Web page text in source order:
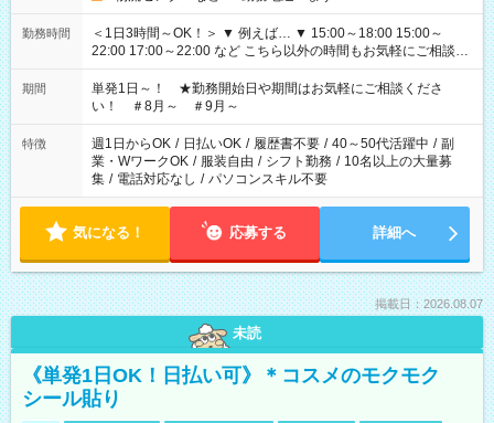
勤務時間
＜1日3時間～OK！＞ ▼ 例えば… ▼ 15:00～18:00 15:00～
22:00 17:00～22:00 など こちら以外の時間もお気軽にご相談く
ださい！
期間
単発1日～！ ★勤務開始日や期間はお気軽にご相談くださ
い！ ＃8月～ ＃9月～
特徴 週1日からOK / 日払いOK / 履歴書不要 / 40～50代活躍中 / 副
業・WワークOK / 服装自由 / シフト勤務 / 10名以上の大量募
集 / 電話対応なし / パソコンスキル不要
気になる！ 応募する 詳細へ
掲載日：2026.08.07
未読
《単発1日OK！日払い可》＊コスメのモクモク
シール貼り